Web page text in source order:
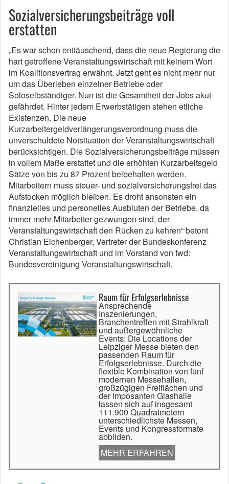
Sozialversicherungsbeiträge voll
erstatten
„Es war schon enttäuschend, dass die neue Regierung die
hart getroffene Veranstaltungswirtschaft mit keinem Wort
im Koalitionsvertrag erwähnt. Jetzt geht es nicht mehr nur
um das Überleben einzelner Betriebe oder
Soloselbständiger. Nun ist die Gesamtheit der Jobs akut
gefährdet. Hinter jedem Erwerbstätigen stehen etliche
Existenzen. Die neue
Kurzarbeitergeldverlängerungsverordnung muss die
unverschuldete Notsituation der Veranstaltungswirtschaft
berücksichtigen. Die Sozialversicherungsbeiträge müssen
in vollem Maße erstattet und die erhöhten Kurzarbeitsgeld
Sätze von bis zu 87 Prozent beibehalten werden.
Mitarbeitern muss steuer- und sozialversicherungsfrei das
Aufstocken möglich bleiben. Es droht ansonsten ein
finanzielles und personelles Ausbluten der Betriebe, da
immer mehr Mitarbeiter gezwungen sind, der
Veranstaltungswirtschaft den Rücken zu kehren“ betont
Christian Eichenberger, Vertreter der Bundeskonferenz
Veranstaltungswirtschaft und im Vorstand von fwd:
Bundesvereinigung Veranstaltungswirtschaft.
Raum für Erfolgserlebnisse
Ansprechende
Inszenierungen,
Branchentreffen mit Strahlkraft
und außergewöhnliche
Events: Die Locations der
Leipziger Messe bieten den
passenden Raum für
Erfolgserlebnisse. Durch die
flexible Kombination von fünf
modernen Messehallen,
großzügigen Freiflächen und
der imposanten Glashalle
lassen sich auf insgesamt
111.900 Quadratmetern
unterschiedlichste Messen,
Events und Kongressformate
abbilden.
MEHR ERFAHREN